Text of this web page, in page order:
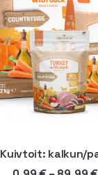
Kuivtoit: kalkun/